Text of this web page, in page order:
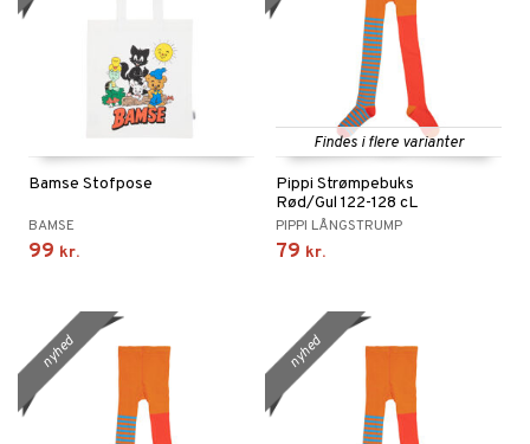
Bamse Stofpose
BAMSE
99 kr.
Findes i flere varianter
Pippi Strømpebuks
Rød/Gul 122-128 cL
PIPPI LÅNGSTRUMP
79 kr.
nyhed nyhed